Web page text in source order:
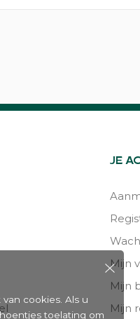
JE
Mijn
Mijn
Mijn
cookies. Als u
toelating om